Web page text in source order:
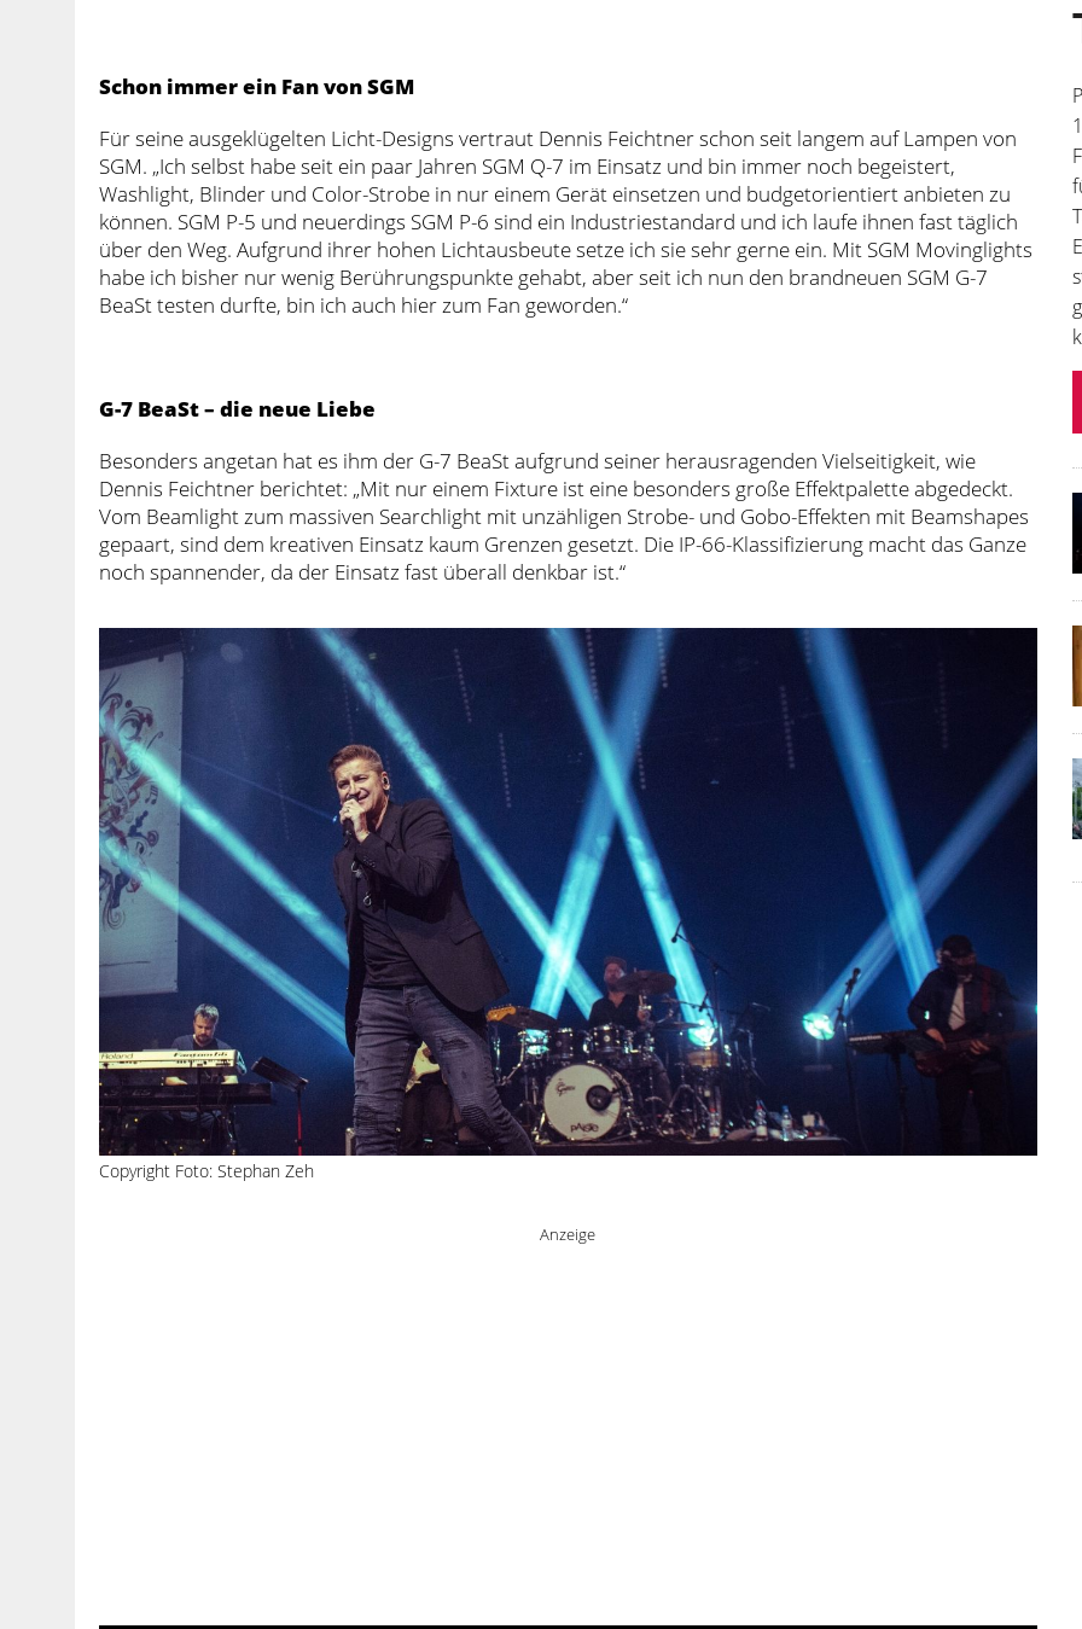
Schon immer ein Fan von SGM
Für seine ausgeklügelten Licht-Designs vertraut Dennis Feichtner schon seit langem auf Lampen von
SGM. „Ich selbst habe seit ein paar Jahren SGM Q-7 im Einsatz und bin immer noch begeistert,
Washlight, Blinder und Color-Strobe in nur einem Gerät einsetzen und budgetorientiert anbieten zu
können. SGM P-5 und neuerdings SGM P-6 sind ein Industriestandard und ich laufe ihnen fast täglich
über den Weg. Aufgrund ihrer hohen Lichtausbeute setze ich sie sehr gerne ein. Mit SGM Movinglights
habe ich bisher nur wenig Berührungspunkte gehabt, aber seit ich nun den brandneuen SGM G-7
BeaSt testen durfte, bin ich auch hier zum Fan geworden.“
G-7 BeaSt – die neue Liebe
Besonders angetan hat es ihm der G-7 BeaSt aufgrund seiner herausragenden Vielseitigkeit, wie
Dennis Feichtner berichtet: „Mit nur einem Fixture ist eine besonders große Effektpalette abgedeckt.
Vom Beamlight zum massiven Searchlight mit unzähligen Strobe- und Gobo-Effekten mit Beamshapes
gepaart, sind dem kreativen Einsatz kaum Grenzen gesetzt. Die IP-66-Klassiﬁzierung macht das Ganze
noch spannender, da der Einsatz fast überall denkbar ist.“
Copyright Foto: Stephan Zeh
Anzeige